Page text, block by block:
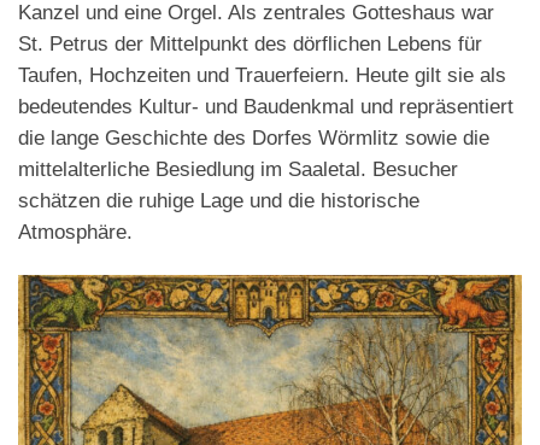
Kanzel und eine Orgel. Als zentrales Gotteshaus war
St. Petrus der Mittelpunkt des dörflichen Lebens für
Taufen, Hochzeiten und Trauerfeiern. Heute gilt sie als
bedeutendes Kultur- und Baudenkmal und repräsentiert
die lange Geschichte des Dorfes Wörmlitz sowie die
mittelalterliche Besiedlung im Saaletal. Besucher
schätzen die ruhige Lage und die historische
Atmosphäre.